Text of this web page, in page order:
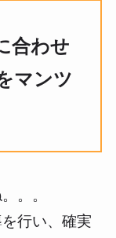
合わせ
マンツ
。。
行い、確実